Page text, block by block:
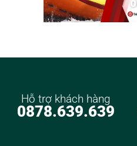
Hỗ trợ khách hàng
0878.639.639